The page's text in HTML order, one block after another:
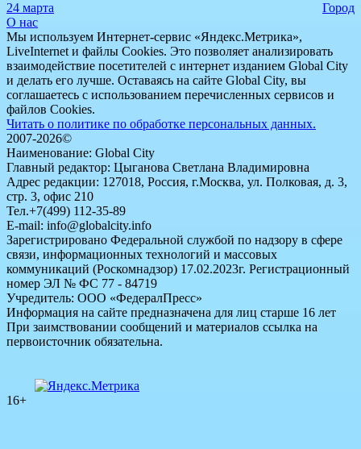
24 марта
Город
О нас
Мы используем Интернет-сервис «Яндекс.Метрика»,
LiveInternet и файлы Cookies. Это позволяет анализировать
взаимодействие посетителей с интернет изданием Global City
и делать его лучше. Оставаясь на сайте Global City, вы
соглашаетесь с использованием перечисленных сервисов и
файлов Cookies.
Читать о политике по обработке персональных данных.
2007-2026©
Наименование: Global City
Главный редактор: Цыганова Светлана Владимировна
Адрес редакции: 127018, Россия, г.Москва, ул. Полковая, д. 3,
стр. 3, офис 210
Тел.+7(499) 112-35-89
E-mail: info@globalcity.info
Зарегистрировано Федеральной службой по надзору в сфере
связи, информационных технологий и массовых
коммуникаций (Роскомнадзор) 17.02.2023г. Регистрационный
номер ЭЛ № ФС 77 - 84719
Учредитель: ООО «ФедералПресс»
Информация на сайте предназначена для лиц старше 16 лет
При заимствовании сообщений и материалов ссылка на
первоисточник обязательна.
16+